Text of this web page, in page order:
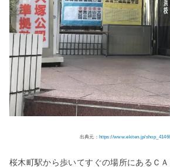
出典元： https://www.ekiten.jp/
桜木町駅から歩いてすぐの場所にあるＣ